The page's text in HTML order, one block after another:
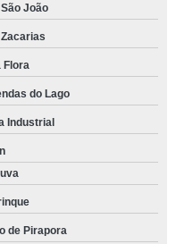
João
Flora
do Lago
Industrial
de Pirapora